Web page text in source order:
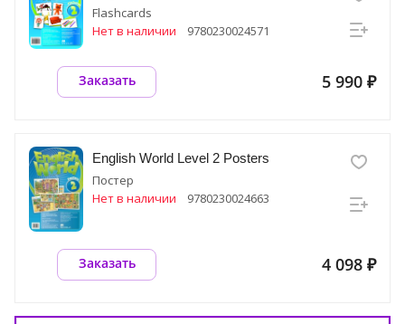
Flashcards
Нет в наличии
9780230024571
5 990 ₽
Заказать
English World Level 2 Posters
Постер
Нет в наличии
9780230024663
4 098 ₽
Заказать